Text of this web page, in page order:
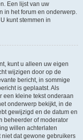
Een lijst van uw
in het forum en onderwerp.
kunt stemmen in
kunt u alleen uw eigen
wijzigen door op de
bericht, in sommige
is geplaatst. Als
een kleine tekst onderaan
onderwerp bekijkt, in de
gewijzigd en de datum en
beheerder of moderator
willen achterlaten
dat gewone gebruikers